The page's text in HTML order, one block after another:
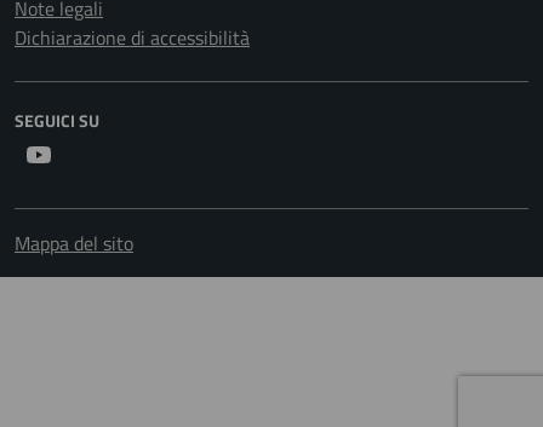
Note legali
Dichiarazione di accessibilità
SEGUICI SU
Mappa del sito